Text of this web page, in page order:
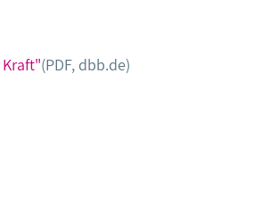
(PDF, dbb.de)